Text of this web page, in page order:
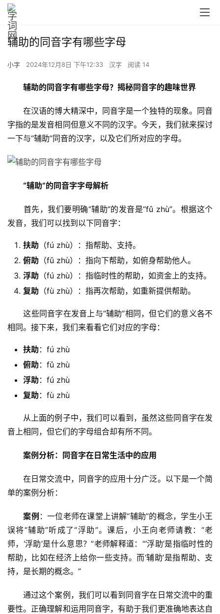
辅助的同音字有哪些字母
小字 2024年12月8日 下午12:33 汉字 阅读 14
辅助的同音字有哪些字母？揭秘同音字的趣味世界
在汉语的博大精深中，同音字是一个独特的现象。同音
字指的是发音相同但意义不同的汉字。今天，我们就来探讨
一下与“辅助”同音的汉字，以及它们所对应的字母。
“辅助”的同音字字母解析
首先，我们要明确“辅助”的发音是“fǔ zhù”。根据这个
发音，我们可以找到以下同音字：
扶助 （fú zhù）：指帮助、支持。
俯助 （fǔ zhù）：指向下帮助，如俯身帮助他人。
浮助 （fú zhù）：指临时性的帮助，如资金上的支持。
复助 （fù zhù）：指再次帮助，如重新提供帮助。
这些同音字在发音上与“辅助”相同，但它们的意义各不
相同。接下来，我们来看看它们对应的字母：
扶助 ：fú zhù
俯助 ：fǔ zhù
浮助 ：fú zhù
复助 ：fù zhù
从上面的例子中，我们可以看到，虽然这些同音字在发
音上相同，但它们的字母组合却有所不同。
案例分析：同音字在日常生活中的应用
在日常交流中，同音字的应用十分广泛。以下是一个简
单的案例分析：
案例 ：一位老师在课堂上讲解“辅助”的概念，学生小王
误将“辅助”听成了“浮助”。课后，小王向老师请教：“老
师，‘浮助’是什么意思？”老师解释道：“‘浮助’是指临时性的
帮助，比如在经济上给你一些支持。而‘辅助’是指帮助、支
持，是长期的概念。”
通过这个案例，我们可以看到同音字在日常交流中的重
要性。正确理解和运用同音字，有助于我们更准确地表达自